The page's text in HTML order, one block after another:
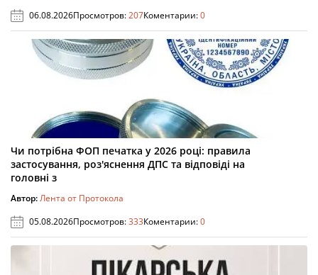
06.08.2026Просмотров:207Коментарии:0
Чи потрібна ФОП печатка у 2026 році: правила
застосування, роз'яснення ДПС та відповіді на
головні з
Автор:Лента от Протокола
05.08.2026Просмотров:333Коментарии:0